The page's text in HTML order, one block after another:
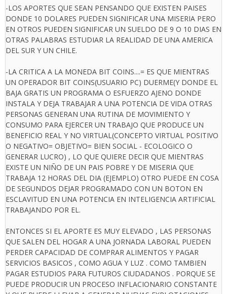
-LOS APORTES QUE SEAN PENSANDO QUE EXISTEN PAISES
DONDE 10 DOLARES PUEDEN SIGNIFICAR UNA MISERIA PERO
EN OTROS PUEDEN SIGNIFICAR UN SUELDO DE 9 O 10 DIAS EN
OTRAS PALABRAS ESTUDIAR LA REALIDAD DE UNA AMERICA
DEL SUR Y UN CHILE.
-LA CRITICA A LA MONEDA BIT COINS....= ES QUE MIENTRAS
UN OPERADOR BIT COINS(USUARIO PC) DUERME(Y DONDE EL
BAJA GRATIS UN PROGRAMA O ESFUERZO AJENO DONDE
INSTALA Y DEJA TRABAJAR A UNA POTENCIA DE VIDA OTRAS
PERSONAS GENERAN UNA RUTINA DE MOVIMIENTO Y
CONSUMO PARA EJERCER UN TRABAJO QUE PRODUCE UN
BENEFICIO REAL Y NO VIRTUAL(CONCEPTO VIRTUAL POSITIVO
O NEGATIVO= OBJETIVO= BIEN SOCIAL - ECOLOGICO O
GENERAR LUCRO) , LO QUE QUIERE DECIR QUE MIENTRAS
EXISTE UN NIÑO DE UN PAIS POBRE Y DE MISERIA QUE
TRABAJA 12 HORAS DEL DIA (EJEMPLO) OTRO PUEDE EN COSA
DE SEGUNDOS DEJAR PROGRAMADO CON UN BOTON EN
ESCLAVITUD EN UNA POTENCIA EN INTELIGENCIA ARTIFICIAL
TRABAJANDO POR EL.
ENTONCES SI EL APORTE ES MUY ELEVADO , LAS PERSONAS
QUE SALEN DEL HOGAR A UNA JORNADA LABORAL PUEDEN
PERDER CAPACIDAD DE COMPRAR ALIMENTOS Y PAGAR
SERVICIOS BASICOS , COMO AGUA Y LUZ . COMO TAMBIEN
PAGAR ESTUDIOS PARA FUTUROS CIUDADANOS . PORQUE SE
PUEDE PRODUCIR UN PROCESO INFLACIONARIO CONSTANTE